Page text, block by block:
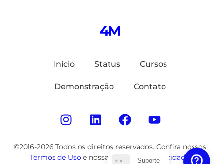
Início Status Cursos
Demonstração Contato
©2016-2026 Todos os direitos reservados. Confira nossos
Termos de Usoe nossa Política de Privacidade
Suporte